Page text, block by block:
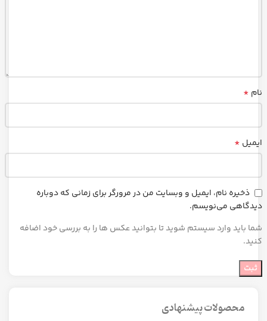
نام *
ایمیل *
ذخیره نام، ایمیل و وبسایت من در مرورگر برای زمانی که دوباره
دیدگاهی می‌نویسم.
شما باید وارد سیستم شوید تا بتوانید عکس ها را به بررسی خود اضافه
کنید.
محصولات پیشنهادی